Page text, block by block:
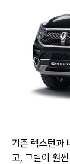
기존 렉스턴과
고, 그릴이 훨